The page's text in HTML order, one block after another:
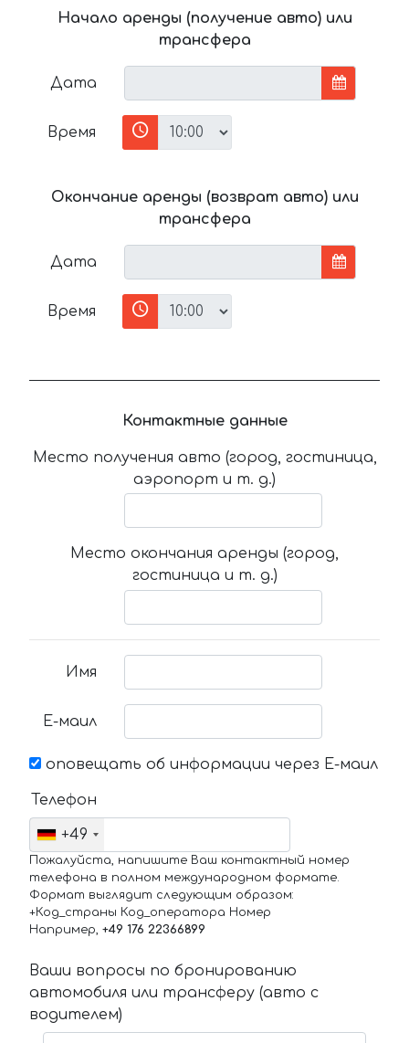
Начало аренды (получение авто) или
трансфера
Дата
Время
Окончание аренды (возврат авто) или
трансфера
Дата
Время
Контактные данные
Место получения авто (город, гостиница,
аэропорт и т. д.)
Место окончания аренды (город,
гостиница и т. д.)
Имя
Е-маил
оповещать об информации через Е-маил
Телефон
+49
Пожалуйста, напишите Ваш контактный номер
телефона в полном международном формате.
Формат выглядит следующим образом:
+Код_страны Код_оператора Номер
Например, +49 176 22366899
Ваши вопросы по бронированию
автомобиля или трансферу (авто с
водителем)